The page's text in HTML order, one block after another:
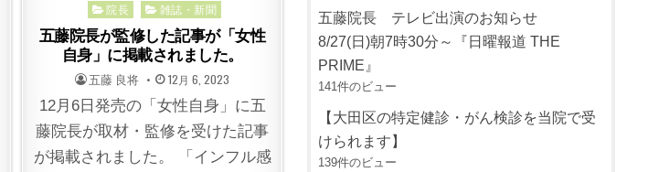
院長
雑誌・新聞
五藤院長が監修した記事が「女性
自身」に掲載されました。
POSTED
BY
五藤 良将 POSTED
ON
12月 6, 2023
12月6日発売の「女性自身」に五
藤院長が取材・監修を受けた記事
が掲載されました。 「インフル感
五藤院長 テレビ出演のお知らせ
8/27(日)朝7時30分～『日曜報道 THE
PRIME』
141件のビュー
【大田区の特定健診・がん検診を当院で受
けられます】
139件のビュー